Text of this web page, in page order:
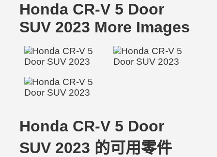
Honda CR-V 5 Door
SUV 2023 More Images
Honda CR-V 5 Door
SUV 2023 的可用零件